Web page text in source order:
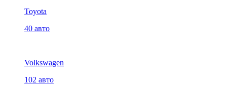
Toyota
40 авто
Volkswagen
102 авто